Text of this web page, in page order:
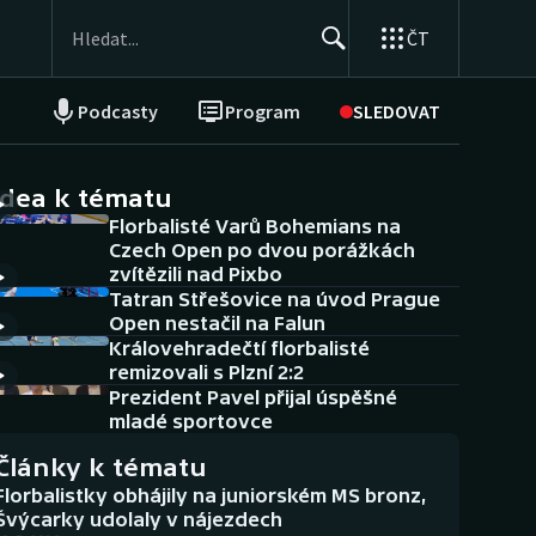
ČT
Podcasty Program SLEDOVAT
NEPŘEHLÉDNĚTE
Historické návraty
Aplikace ČT sport
AZ kvíz
k tématu
Florbalisté Varů Bohemians na
Czech Open po dvou porážkách
zvítězili nad Pixbo
Tatran Střešovice na úvod Prague
Open nestačil na Falun
Královehradečtí florbalisté
remizovali s Plzní 2:2
Prezident Pavel přijal úspěšné
mladé sportovce
k tématu
obhájily na juniorském MS bronz,
udolaly v nájezdech